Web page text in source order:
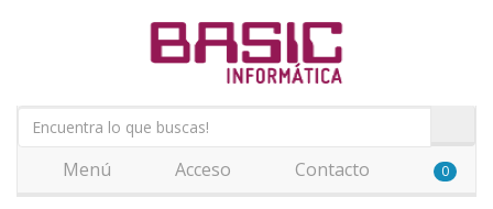
Menú Acceso Contacto 0